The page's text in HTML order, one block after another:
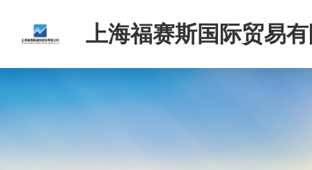
上海福赛斯国际贸易